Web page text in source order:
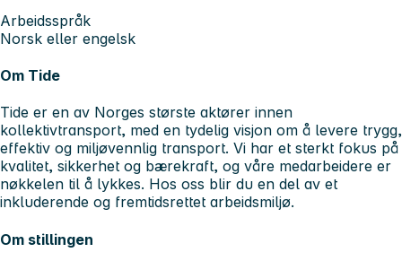
Arbeidsspråk
Norsk eller engelsk
Om Tide
Tide er en av Norges største aktører innen
kollektivtransport, med en tydelig visjon om å levere trygg,
effektiv og miljøvennlig transport. Vi har et sterkt fokus på
kvalitet, sikkerhet og bærekraft, og våre medarbeidere er
nøkkelen til å lykkes. Hos oss blir du en del av et
inkluderende og fremtidsrettet arbeidsmiljø.
Om stillingen